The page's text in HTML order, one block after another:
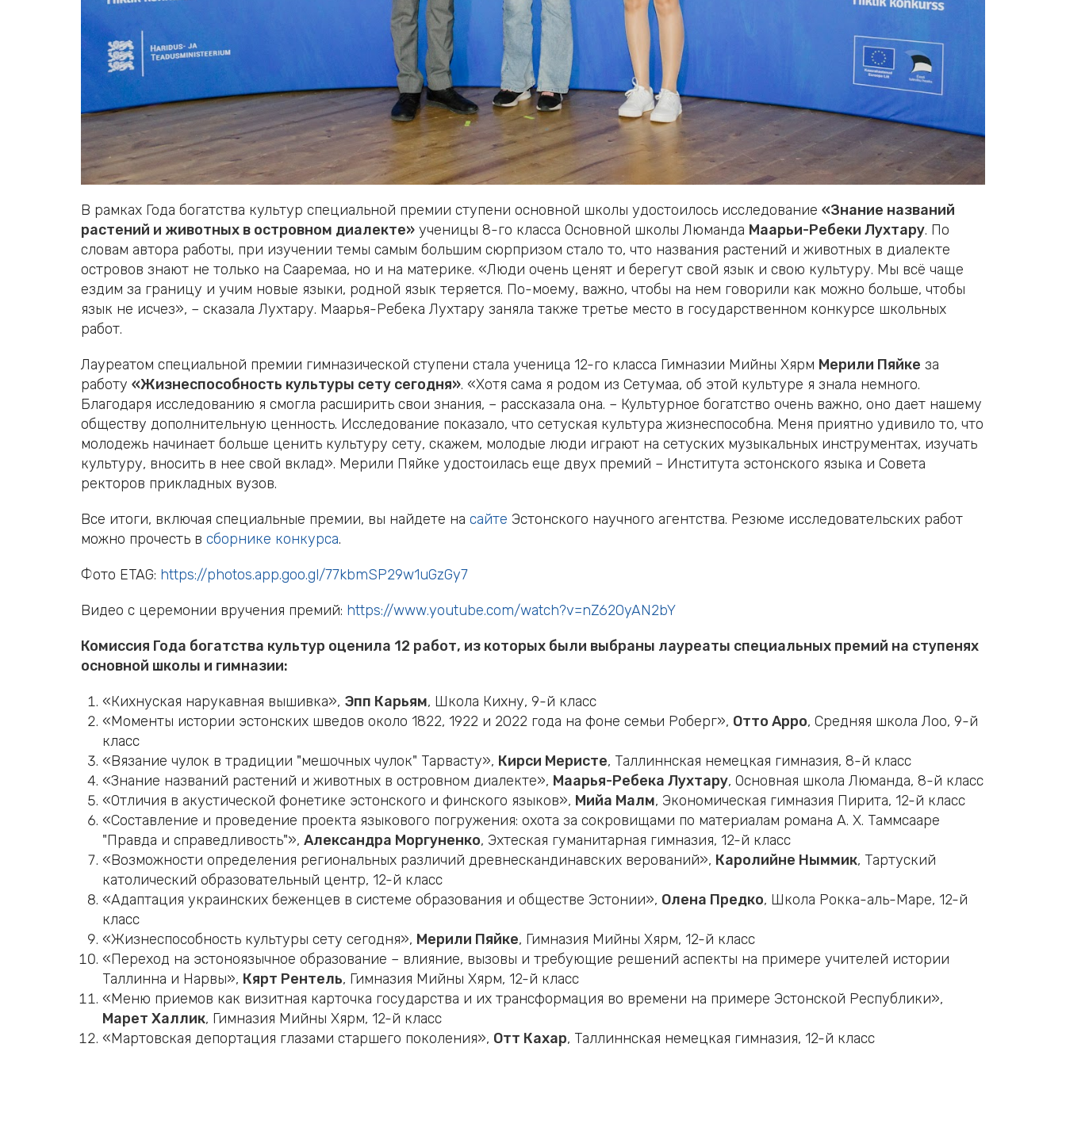
В рамках Года богатства культур специальной премии ступени основной школы удостоилось исследование «Знание названий
растений и животных в островном диалекте» ученицы 8-го класса Основной школы Люманда Маарьи-Ребеки Лухтару. По
словам автора работы, при изучении темы самым большим сюрпризом стало то, что названия растений и животных в диалекте
островов знают не только на Сааремаа, но и на материке. «Люди очень ценят и берегут свой язык и свою культуру. Мы всё чаще
ездим за границу и учим новые языки, родной язык теряется. По-моему, важно, чтобы на нем говорили как можно больше, чтобы
язык не исчез», – сказала Лухтару. Маарья-Ребека Лухтару заняла также третье место в государственном конкурсе школьных
работ.
Лауреатом специальной премии гимназической ступени стала ученица 12-го класса Гимназии Мийны Хярм Мерили Пяйке за
работу «Жизнеспособность культуры сету сегодня». «Хотя сама я родом из Сетумаа, об этой культуре я знала немного.
Благодаря исследованию я смогла расширить свои знания, – рассказала она. – Культурное богатство очень важно, оно дает нашему
обществу дополнительную ценность. Исследование показало, что сетуская культура жизнеспособна. Меня приятно удивило то, что
молодежь начинает больше ценить культуру сету, скажем, молодые люди играют на сетуских музыкальных инструментах, изучать
культуру, вносить в нее свой вклад». Мерили Пяйке удостоилась еще двух премий – Института эстонского языка и Совета
ректоров прикладных вузов.
Все итоги, включая специальные премии, вы найдете на сайте Эстонского научного агентства. Резюме исследовательских работ
можно прочесть в сборнике конкурса.
Фото ETAG: https://photos.app.goo.gl/77kbmSP29w1uGzGy7
Видео с церемонии вручения премий: https://www.youtube.com/watch?v=nZ620yAN2bY
Комиссия Года богатства культур оценила 12 работ, из которых были выбраны лауреаты специальных премий на ступенях
основной школы и гимназии:
«Кихнуская нарукавная вышивка», Эпп Карьям, Школа Кихну, 9-й класс
«Моменты истории эстонских шведов около 1822, 1922 и 2022 года на фоне семьи Роберг», Отто Арро, Средняя школа Лоо, 9-й
класс
«Вязание чулок в традиции "мешочных чулок" Тарвасту», Кирси Меристе, Таллиннская немецкая гимназия, 8-й класс
«Знание названий растений и животных в островном диалекте», Маарья-Ребека Лухтару, Основная школа Люманда, 8-й класс
«Отличия в акустической фонетике эстонского и финского языков», Мийа Малм, Экономическая гимназия Пирита, 12-й класс
«Составление и проведение проекта языкового погружения: охота за сокровищами по материалам романа А. Х. Таммсааре
"Правда и справедливость"», Александра Моргуненко, Эхтеская гуманитарная гимназия, 12-й класс
«Возможности определения региональных различий древнескандинавских верований», Каролийне Ныммик, Тартуский
католический образовательный центр, 12-й класс
«Адаптация украинских беженцев в системе образования и обществе Эстонии», Олена Предко, Школа Рокка-аль-Маре, 12-й
класс
«Жизнеспособность культуры сету сегодня», Мерили Пяйке, Гимназия Мийны Хярм, 12-й класс
«Переход на эстоноязычное образование – влияние, вызовы и требующие решений аспекты на примере учителей истории
Таллинна и Нарвы», Кярт Рентель, Гимназия Мийны Хярм, 12-й класс
«Меню приемов как визитная карточка государства и их трансформация во времени на примере Эстонской Республики»,
Марет Халлик, Гимназия Мийны Хярм, 12-й класс
«Мартовская депортация глазами старшего поколения», Отт Кахар, Таллиннская немецкая гимназия, 12-й класс